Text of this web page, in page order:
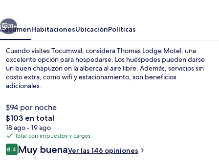
Siguiente
31+
ResumenHabitacionesUbicaciónPolíticas
Cuando visites Tocumwal, considera Thomas Lodge Motel, una
excelente opción para hospedarse. Los huéspedes pueden darse
un buen chapuzón en la alberca al aire libre. Además, servicios sin
costo extra, como wifi y estacionamiento, son beneficios
adicionales.
$94 por noche
El
precio
total
es
de
$103 en total
18 ago - 19 ago
Total con impuestos y cargos
Opiniones
8.48.4 de 10,
Muy buenaVer las 146 opiniones